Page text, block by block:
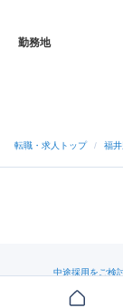
勤務地
転職・求人トップ / 福
中途採用をご検